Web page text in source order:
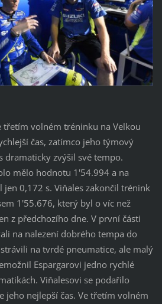
třetím volném tréninku na Velkou
čas, zatímco jeho týmový
dramaticky zvýšil své tempo.
mělo hodnotu 1'54.994 a na
jen 0,172 s. Viňales zakončil trénink
1'55.676, který byl o víc než
z předchozího dne. V první části
na nalezení dobrého tempa do
na tvrdé pneumatice, ale malý
Espargarovi jedno rychlé
Viňalesovi se podařilo
jeho nejlepší čas. Ve třetím volném